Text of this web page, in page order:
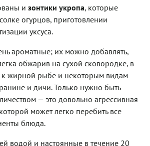
и зонтики укропа, которые
огурцов, приготовлении
уксуса.
ароматные; их можно добавлять,
обжарив на сухой сковородке, в
жирной рыбе и некоторым видам
и дичи. Только нужно быть
— это довольно агрессивная
может легко перебить все
блюда.
водой и настоянные в течение 20